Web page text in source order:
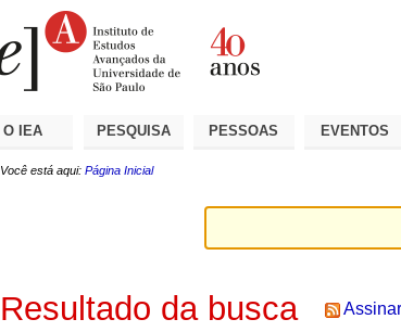
O IEA PESQUISA PESSOAS EVENTOS
Você está aqui: Página Inicial
Resultado da busca